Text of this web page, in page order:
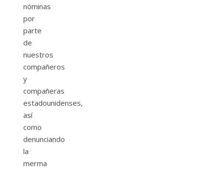
nóminas
por
parte
de
nuestros
compañeros
y
compañeras
estadounidenses,
así
como
denunciando
la
merma